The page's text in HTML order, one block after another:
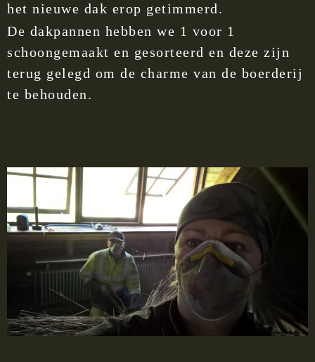
het nieuwe dak erop getimmerd.
De dakpannen hebben we 1 voor 1
schoongemaakt en gesorteerd en deze zijn
terug gelegd om de charme van de boerderij
te behouden.